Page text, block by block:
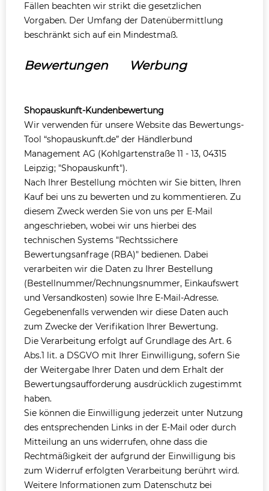
Fällen beachten wir strikt die gesetzlichen
Vorgaben. Der Umfang der Datenübermittlung
beschränkt sich auf ein Mindestmaß.
Bewertungen Werbung
Shopauskunft-Kundenbewertung
Wir verwenden für unsere Website das Bewertungs-
Tool “shopauskunft.de” der Händlerbund
Management AG (Kohlgartenstraße 11 - 13, 04315
Leipzig; "Shopauskunft").
Nach Ihrer Bestellung möchten wir Sie bitten, Ihren
Kauf bei uns zu bewerten und zu kommentieren. Zu
diesem Zweck werden Sie von uns per E-Mail
angeschrieben, wobei wir uns hierbei des
technischen Systems "Rechtssichere
Bewertungsanfrage (RBA)" bedienen. Dabei
verarbeiten wir die Daten zu Ihrer Bestellung
(Bestellnummer/Rechnungsnummer, Einkaufswert
und Versandkosten) sowie Ihre E-Mail-Adresse.
Gegebenenfalls verwenden wir diese Daten auch
zum Zwecke der Verifikation Ihrer Bewertung.
Die Verarbeitung erfolgt auf Grundlage des Art. 6
Abs.1 lit. a DSGVO mit Ihrer Einwilligung, sofern Sie
der Weitergabe Ihrer Daten und dem Erhalt der
Bewertungsaufforderung ausdrücklich zugestimmt
haben.
Sie können die Einwilligung jederzeit unter Nutzung
des entsprechenden Links in der E-Mail oder durch
Mitteilung an uns widerrufen, ohne dass die
Rechtmäßigkeit der aufgrund der Einwilligung bis
zum Widerruf erfolgten Verarbeitung berührt wird.
Weitere Informationen zum Datenschutz bei